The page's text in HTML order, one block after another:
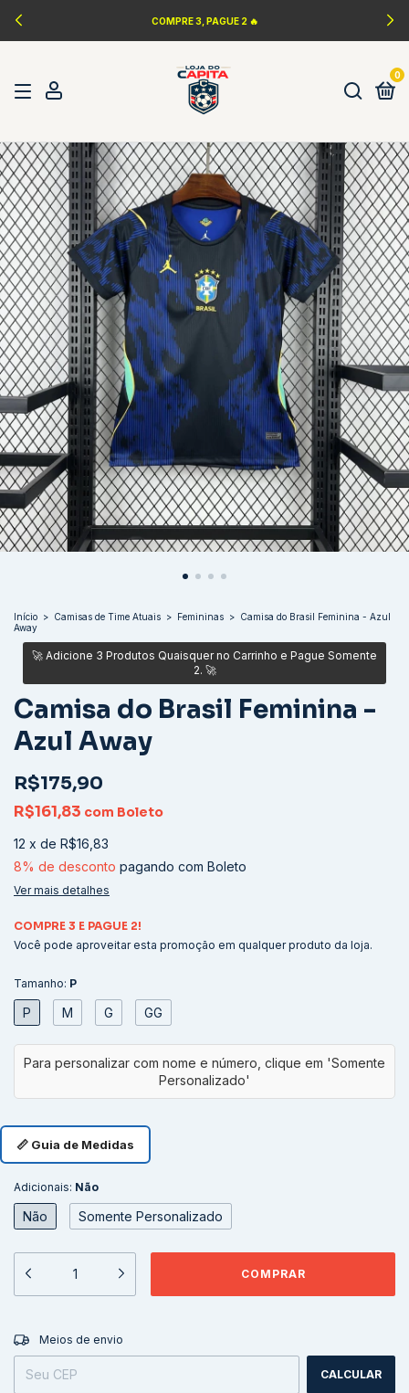
COMPRE 3, PAGUE 2 🔥
0
Início > Camisas de Time Atuais > Femininas > Camisa do Brasil Feminina - Azul
Away
Camisa do Brasil Feminina -
Azul Away
R$175,90
R$161,83 com Boleto
12 x de R$16,83
8% de desconto pagando com Boleto
Ver mais detalhes
COMPRE 3 E PAGUE 2!
Você pode aproveitar esta promoção em qualquer produto da loja.
Tamanho: P
P M G GG
📏 Guia de Medidas
Adicionais: Não
Não Somente Personalizado
Entregas para o CEP:
Meios de envio
CALCULAR